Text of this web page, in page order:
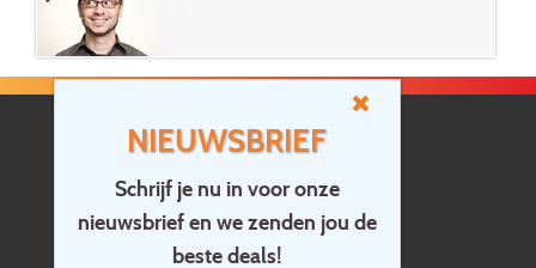
NIEUWSBRIEF
Schrijf je nu in voor onze
nieuwsbrief en we zenden jou de
beste deals!
Home